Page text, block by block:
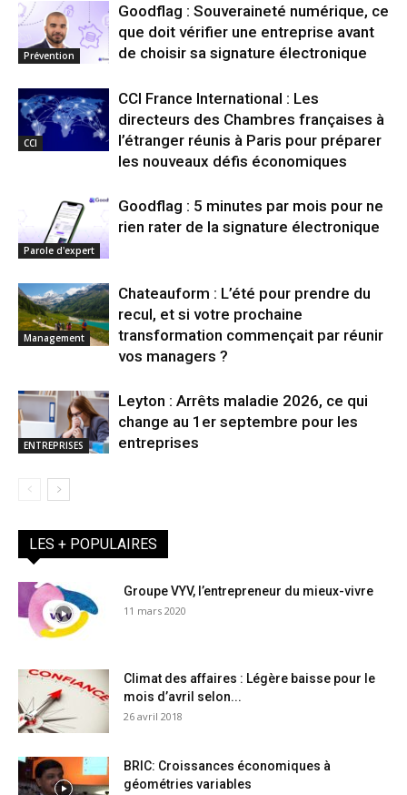
Prévention
Goodflag : Souveraineté numérique, ce
que doit vérifier une entreprise avant
de choisir sa signature électronique
CCI
CCI France International : Les
directeurs des Chambres françaises à
l’étranger réunis à Paris pour préparer
les nouveaux défis économiques
Parole d'expert
Goodflag : 5 minutes par mois pour ne
rien rater de la signature électronique
Management
Chateauform : L’été pour prendre du
recul, et si votre prochaine
transformation commençait par réunir
vos managers ?
ENTREPRISES
Leyton : Arrêts maladie 2026, ce qui
change au 1er septembre pour les
entreprises
LES + POPULAIRES
Groupe VYV, l’entrepreneur du mieux-vivre
11 mars 2020
Climat des affaires : Légère baisse pour le
mois d’avril selon...
26 avril 2018
BRIC: Croissances économiques à
géométries variables